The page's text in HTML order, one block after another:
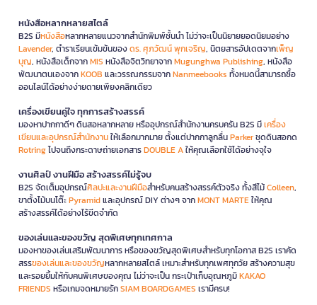
หนังสือหลากหลายสไตล์
B2S มีหนังสือหลากหลายแนวจากสำนักพิมพ์ชั้นนำ ไม่ว่าจะเป็นนิยายยอดนิยมอย่าง
Lavender, ตำราเรียนเข้มข้นของดร. ศุภวัฒน์ พุกเจริญ, นิตยสารอัปเดตจากเพ็ญ
บุญ, หนังสือเด็กจากMIS หนังสือจิตวิทยาจากMugunghwa Publishing, หนังสือ
พัฒนาตนเองจากKOOB และวรรณกรรมจากNanmeebooks ทั้งหมดนี้สามารถซื้อ
ออนไลน์ได้อย่างง่ายดายเพียงคลิกเดียว
เครื่องเขียนคู่ใจ ทุกการสร้างสรรค์
มองหาปากกาดีๆ ดินสอหลากหลาย หรืออุปกรณ์สำนักงานครบครัน B2S มีเครื่อง
เขียนและอุปกรณ์สำนักงานให้เลือกมากมาย ตั้งแต่ปากกาลูกลื่นParkerชุดดินสอกด
Rotringไปจนถึงกระดาษถ่ายเอกสารDOUBLE Aให้คุณเลือกใช้ได้อย่างจุใจ
งานศิลป์ งานฝีมือ สร้างสรรค์ไม่รู้จบ
B2S จัดเต็มอุปกรณ์ศิลปะและงานฝีมือสำหรับคนสร้างสรรค์ตัวจริง ทั้งสีไม้Colleen,
ขาตั้งไม้บนโต๊ะPyramidและอุปกรณ์ DIY ต่างๆ จากMONT MARTEให้คุณ
สร้างสรรค์ได้อย่างไร้ขีดจำกัด
ของเล่นและของขวัญ สุดพิเศษทุกเทศกาล
มองหาของเล่นเสริมพัฒนาการ หรือของขวัญสุดพิเศษสำหรับทุกโอกาส B2S เราคัด
สรรของเล่นและของขวัญหลากหลายสไตล์ เหมาะสำหรับทุกเพศทุกวัย สร้างความสุข
และรอยยิ้มให้กับคนพิเศษของคุณ ไม่ว่าจะเป็น กระเป๋าเก็บอุณหภูมิKAKAO
FRIENDS หรือเกมจดหมายรักSIAM BOARDGAMES เรามีครบ!